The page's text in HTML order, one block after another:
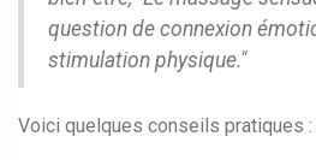
question de connexion
stimulation physique."
Voici quelques conseils pratiques :